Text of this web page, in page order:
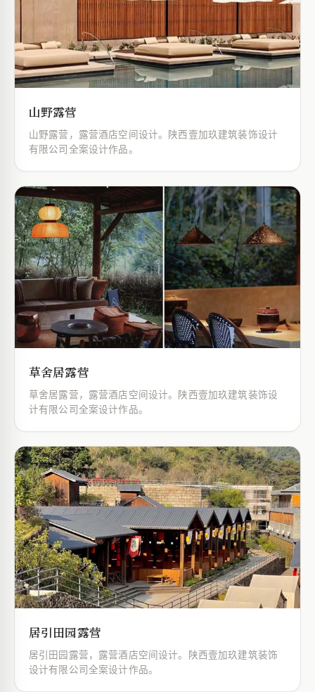
山野露营
山野露营，露营酒店空间设计。陕西壹加玖建筑装饰设计
有限公司全案设计作品。
草舍居露营
草舍居露营，露营酒店空间设计。陕西壹加玖建筑装饰设
计有限公司全案设计作品。
居引田园露营
居引田园露营，露营酒店空间设计。陕西壹加玖建筑装饰
设计有限公司全案设计作品。